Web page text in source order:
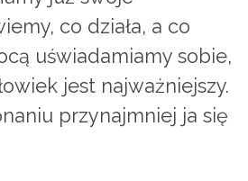
co działa, a co
uświadamiamy sobie,
jest najważniejszy.
przynajmniej ja się